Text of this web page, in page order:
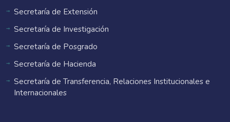
Secretaría de Extensión
Secretaría de Investigación
Secretaría de Posgrado
Secretaría de Hacienda
Secretaría de Transferencia, Relaciones Institucionales e
Internacionales